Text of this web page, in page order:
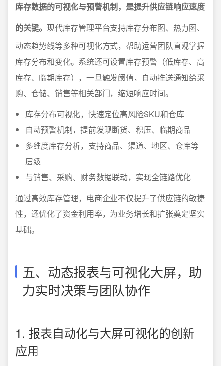
库存数据的可视化与预警机制，是提升供应链响应速度
的关键。 现代库存管理平台支持库存分布图、热力图、
动态趋势线等多种可视化方式，帮助运营团队直观掌握
库存分布和变化。系统还可设置库存预警（低库存、高
库存、临期库存），一旦触发阈值，自动推送通知给采
购、仓储、销售等相关部门，缩短响应时间。
库存分布可视化，快速定位高风险SKU和仓库
自动预警机制，提前发现断货、积压、临期商品
多维度库存分析，支持商品、渠道、地区、仓库等
层级
与销售、采购、财务数据联动，实现全链路优化
通过高效库存管理，电商企业不仅提升了供应链的敏捷
性，还优化了资金利用率，为业务增长和扩张奠定坚实
基础。
五、动态报表与可视化大屏，助
力实时决策与团队协作
1. 报表自动化与大屏可视化的创新
应用